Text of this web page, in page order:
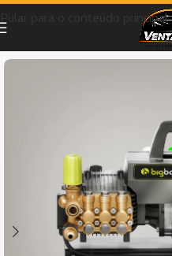
Pular para o conteúdo principal